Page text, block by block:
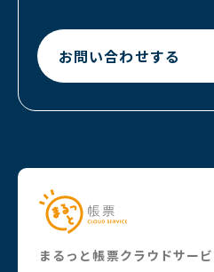
お問い合わせする
まるっと帳票クラウドサー